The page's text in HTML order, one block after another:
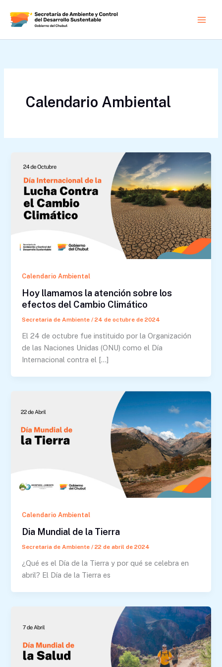
contenido
Calendario Ambiental
Calendario Ambiental
Hoy llamamos la atención sobre los
efectos del Cambio Climático
Secretaria de Ambiente/24 de octubre de 2024
El 24 de octubre fue instituido por la Organización
de las Naciones Unidas (ONU) como el Día
Internacional contra el […]
Calendario Ambiental
Dia Mundial de la Tierra
Secretaria de Ambiente/22 de abril de 2024
¿Qué es el Día de la Tierra y por qué se celebra en
abril? El Día de la Tierra es